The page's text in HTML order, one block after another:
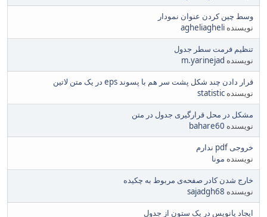
وسط چین کردن عنوان نمودار
نویسنده agheliagheli
تنظیم فرمت سطر جدول
نویسنده m.yarinejad
قرار دادن چند شکل پشت سر هم با پسوند eps در یک متن لاتین
نویسنده statistic
مشکل در محل قرارگیری جدول در متن
نویسنده bahare60
خروجی pdf ندارم
نویسنده مونا
خارج شدن کادر صفحه‌ی مربوط به چکیده
نویسنده sajadgh68
ایجاد پانویس در یک ستون از جدول